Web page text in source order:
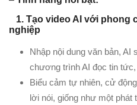
1. Tạo video AI với phong
nghiệp
Nhập nội dung văn bản,
chương trình AI đọc tin
Biểu cảm tự nhiên, cử
lời nói, giống như một phát